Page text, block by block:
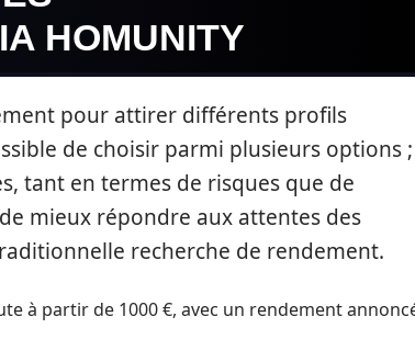
HOMUNITY
pour attirer différents profils
de choisir parmi plusieurs options ;
tant en termes de risques que de
mieux répondre aux attentes des
recherche de rendement.
à partir de 1000 €, avec un rendement